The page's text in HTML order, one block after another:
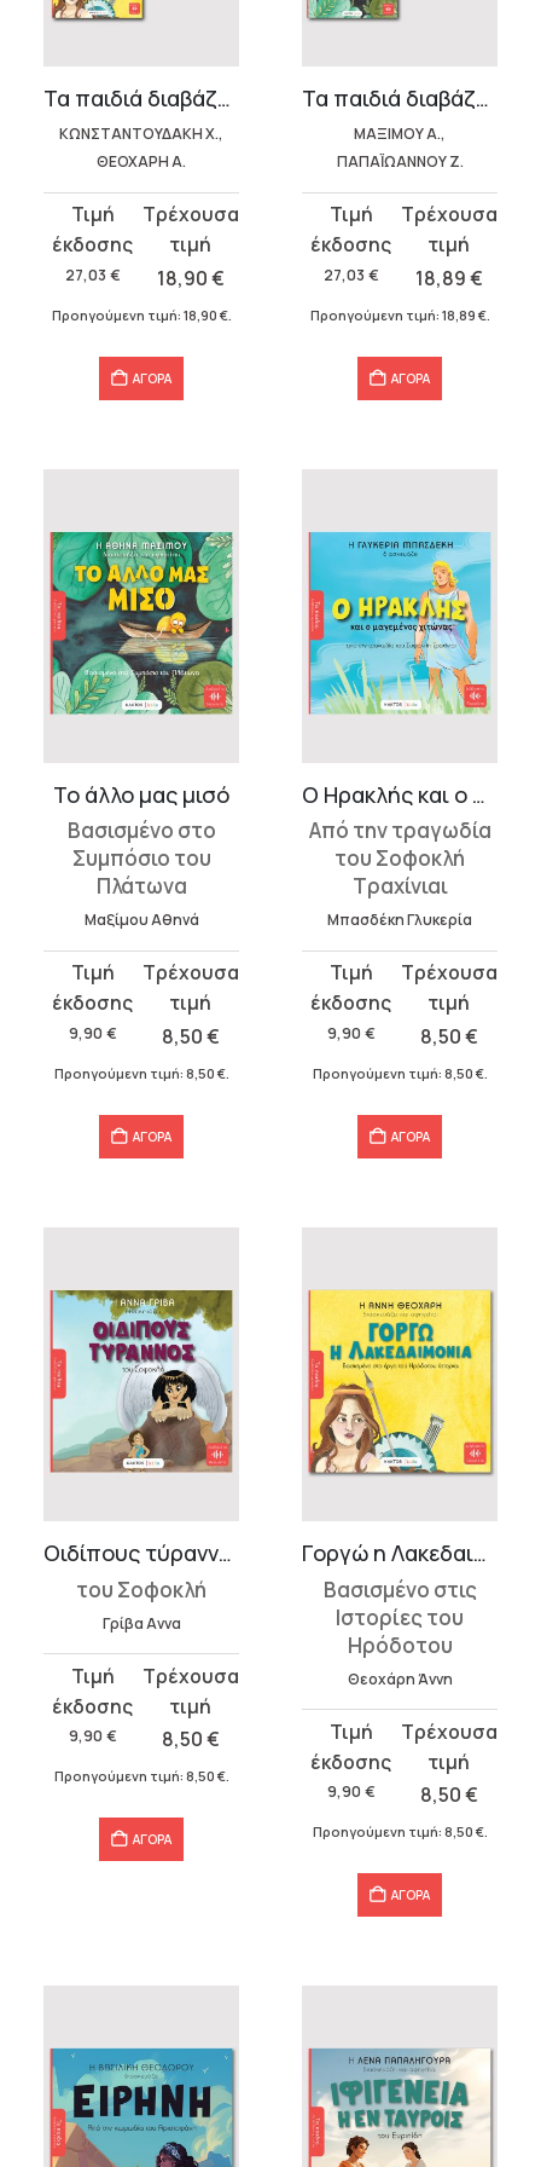
Τα παιδιά διαβάζουν αρχαίους – Ηρόδοτος
ΚΩΝΣΤΑΝΤΟΥΔΑΚΗ Χ.,
ΘΕΟΧΑΡΗ Α.
27,03 €
Original
price
was:
27,03 €.
18,90€
τρέχουσα
τιμή
Προηγούμενη τιμή: 18,90 €.
ΑΓΟΡΑ
Τα παιδιά διαβάζουν αρχαίους – Φιλοσοφία
ΜΑΞΙΜΟΥ Α.,
ΠΑΠΑΪΩΑΝΝΟΥ Ζ.
27,03 €
Original
price
was:
27,03 €.
18,89€
τρέχουσα
τιμή
Προηγούμενη τιμή: 18,89 €.
ΑΓΟΡΑ
Το άλλο μας μισό
Βασισμένο στο
Συμπόσιο του
Πλάτωνα
Μαξίμου Αθηνά
9,90 €
Original
price
was:
9,90 €.
8,50€
τρέχουσα
τιμή
είναι:
Προηγούμενη τιμή: 8,50 €.
ΑΓΟΡΑ
Ο Ηρακλής και ο μαγεμένος χιτώνας
Από την τραγωδία
του Σοφοκλή
Τραχίνιαι
Μπασδέκη Γλυκερία
9,90 €
Original
price
was:
9,90 €.
8,50€
τρέχουσα
τιμή
είναι:
Προηγούμενη τιμή: 8,50 €.
ΑΓΟΡΑ
Οιδίπους τύραννος
του Σοφοκλή
Γρίβα Αννα
9,90 €
Original
price
was:
9,90 €.
8,50€
τρέχουσα
τιμή
είναι:
Προηγούμενη τιμή: 8,50 €.
ΑΓΟΡΑ
Γοργώ η Λακεδαιμονία
Βασισμένο στις
Ιστορίες του
Ηρόδοτου
Θεοχάρη Άννη
9,90 €
Original
price
was:
9,90 €.
8,50€
τρέχουσα
τιμή
είναι:
Προηγούμενη τιμή: 8,50 €.
ΑΓΟΡΑ